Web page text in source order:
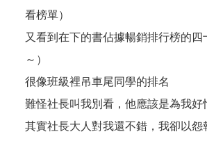
看榜單）
又看到在下的書佔據暢銷排行榜的四
～）
很像班級裡吊車尾同學的排名
難怪社長叫我別看，他應該是為我好
其實社長大人對我還不錯，我卻以怨